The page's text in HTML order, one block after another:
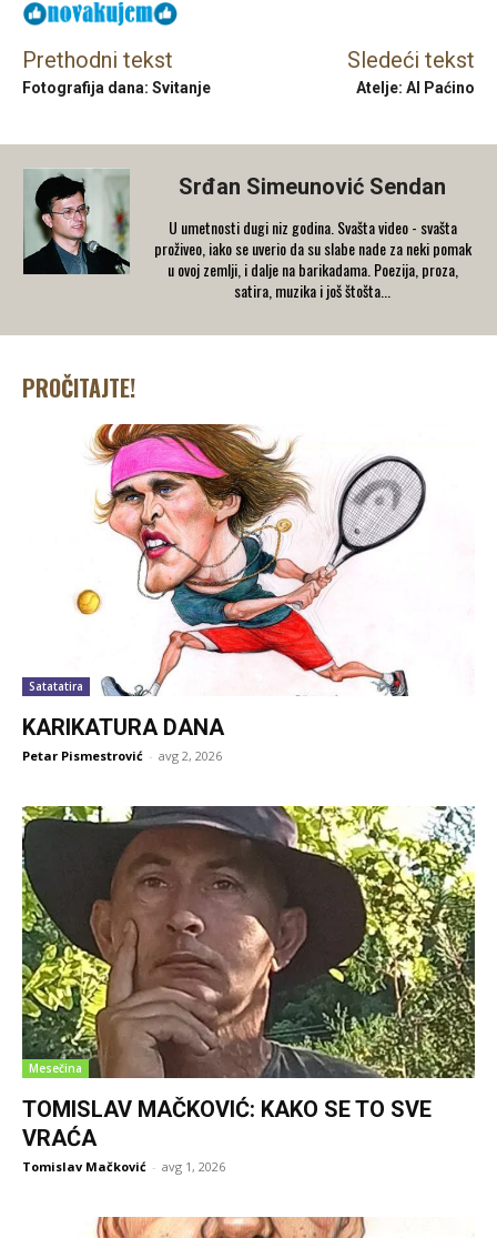
Prethodni tekst
Fotografija dana: Svitanje
Sledeći tekst
Atelje: Al Paćino
Srđan Simeunović Sendan
U umetnosti dugi niz godina. Svašta video - svašta
proživeo, iako se uverio da su slabe nade za neki pomak
u ovoj zemlji, i dalje na barikadama. Poezija, proza,
satira, muzika i još štošta...
PROČITAJTE!
Satatatira
KARIKATURA DANA
Petar Pismestrović - avg 2, 2026
Mesečina
TOMISLAV MAČKOVIĆ: KAKO SE TO SVE
VRAĆA
Tomislav Mačković - avg 1, 2026